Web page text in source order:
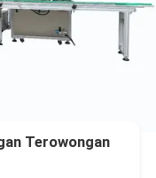
Terowongan